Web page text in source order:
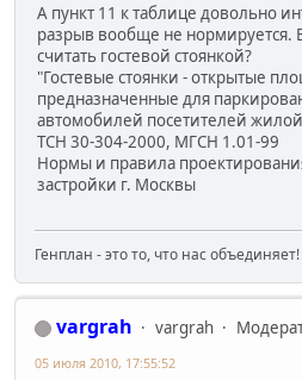
А пункт 11 к таблице довольно
разрыв вообще не нормируется.
считать гостевой стоянкой?
"Гостевые стоянки - открытые
предназначенные для
автомобилей посетителей
ТСН 30-304-2000, МГСН 1.01-99
Нормы и правила
застройки г. Москвы
Генплан - это то, что нас объединяет!
vargrah vargrah
05 июля 2010, 17:55:52